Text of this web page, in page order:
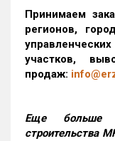
Принимаем
регионов,
участков,
продаж:
Еще больше
строительства